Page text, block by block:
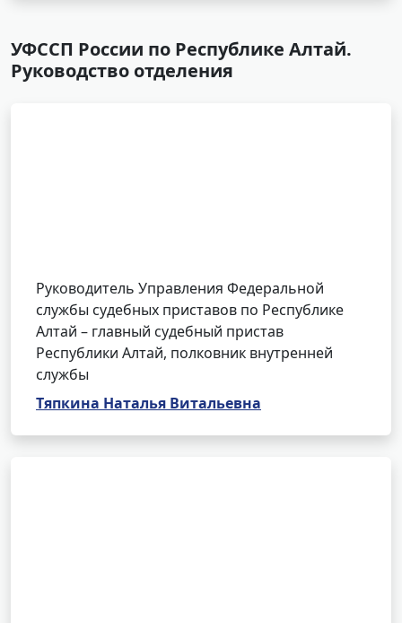
УФССП России по Республике Алтай.
Руководство отделения
Руководитель Управления Федеральной
службы судебных приставов по Республике
Алтай – главный судебный пристав
Республики Алтай, полковник внутренней
службы
Тяпкина Наталья Витальевна